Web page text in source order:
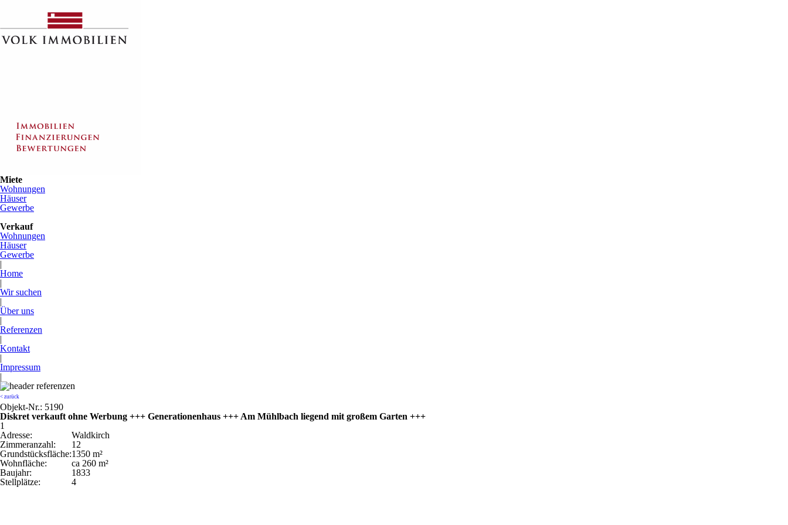
Miete
Wohnungen
Häuser
Gewerbe
Verkauf
Wohnungen
Häuser
Gewerbe
|
Home
|
Wir suchen
|
Über uns
|
Referenzen
|
Kontakt
|
Impressum
|
< zurück
Objekt-Nr.: 5190
Diskret verkauft ohne Werbung +++ Generationenhaus +++ Am Mühlbach liegend mit großem Garten +++
1
Adresse:
Waldkirch
Zimmeranzahl:
12
Grundstücksfläche:1350 m²
Wohnfläche:
ca 260 m²
Baujahr:
1833
Stellplätze:
4